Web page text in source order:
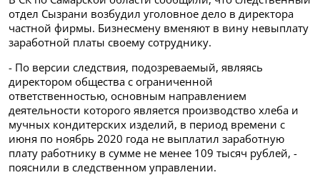
отдел Сызрани возбудил уголовное дело в директора
частной фирмы. Бизнесмену вменяют в вину невыплату
заработной платы своему сотруднику.
- По версии следствия, подозреваемый, являясь
директором общества с ограниченной
ответственностью, основным направлением
деятельности которого является производство хлеба и
мучных кондитерских изделий, в период времени с
июня по ноябрь 2020 года не выплатил заработную
плату работнику в сумме не менее 109 тысяч рублей, -
пояснили в следственном управлении.